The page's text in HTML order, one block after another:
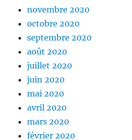
novembre 2020
octobre 2020
septembre 2020
août 2020
juillet 2020
juin 2020
mai 2020
avril 2020
mars 2020
février 2020